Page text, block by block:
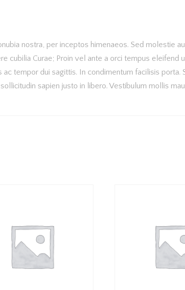
nostra, per inceptos himenaeos. Sed molestie
cubilia Curae; Proin vel ante a orci tempus
tempor dui sagittis. In condimentum facilisis
sapien justo in libero. Vestibulum mollis